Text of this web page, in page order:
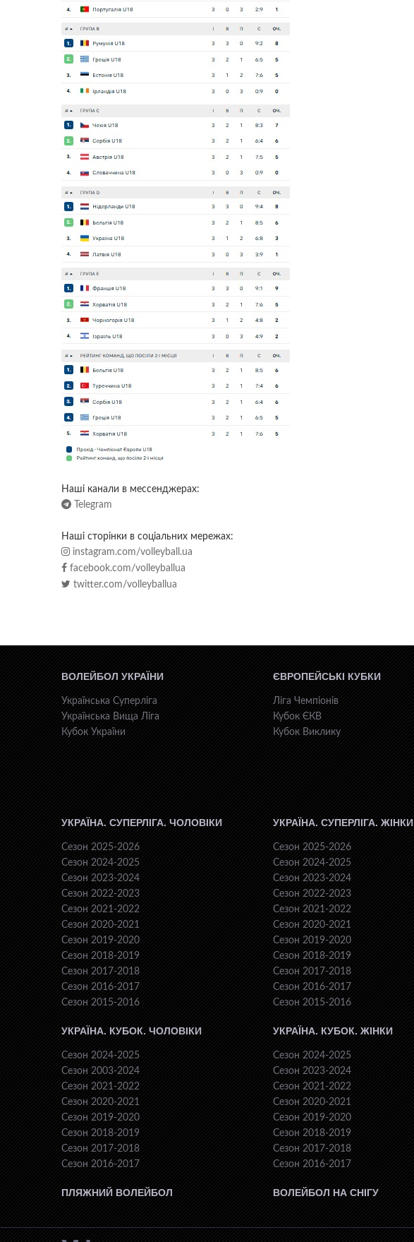
Наші канали в мессенджерах:
Telegram
Наші сторінки в соціальних мережах:
instagram.com/volleyball.ua
facebook.com/volleyballua
twitter.com/volleyballua
ВОЛЕЙБОЛ УКРАЇНИ
Українська Суперліга
Українська Вища Ліга
Кубок України
ЄВРОПЕЙСЬКІ КУБКИ
Ліга Чемпіонів
Кубок ЄКВ
Кубок Виклику
УКРАЇНА. СУПЕРЛІГА. ЧОЛОВІКИ
Сезон 2025-2026
Сезон 2024-2025
Сезон 2023-2024
Сезон 2022-2023
Сезон 2021-2022
Сезон 2020-2021
Сезон 2019-2020
Сезон 2018-2019
Сезон 2017-2018
Сезон 2016-2017
Сезон 2015-2016
УКРАЇНА. СУПЕРЛІГА. ЖІНКИ
Сезон 2025-2026
Сезон 2024-2025
Сезон 2023-2024
Сезон 2022-2023
Сезон 2021-2022
Сезон 2020-2021
Сезон 2019-2020
Сезон 2018-2019
Сезон 2017-2018
Сезон 2016-2017
Сезон 2015-2016
УКРАЇНА. КУБОК. ЧОЛОВІКИ
Сезон 2024-2025
Сезон 2003-2024
Сезон 2021-2022
Сезон 2020-2021
Сезон 2019-2020
Сезон 2018-2019
Сезон 2017-2018
Сезон 2016-2017
УКРАЇНА. КУБОК. ЖІНКИ
Сезон 2024-2025
Сезон 2023-2024
Сезон 2021-2022
Сезон 2020-2021
Сезон 2019-2020
Сезон 2018-2019
Сезон 2017-2018
Сезон 2016-2017
ПЛЯЖНИЙ ВОЛЕЙБОЛ ВОЛЕЙБОЛ НА СНІГУ